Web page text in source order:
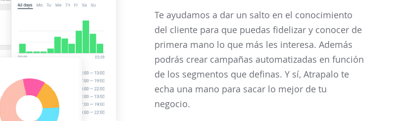
Te ayudamos a dar un salto en el conocimiento
del cliente para que puedas fidelizar y conocer de
primera mano lo que más les interesa. Además
podrás crear campañas automatizadas en función
de los segmentos que definas. Y sí, Atrapalo te
echa una mano para sacar lo mejor de tu
negocio.